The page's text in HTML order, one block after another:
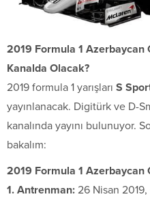
2019 Formula 1 Azerbaycan
Kanalda Olacak?
2019 formula 1 yarışları S
yayınlanacak. Digitürk ve D-
kanalında yayını bulunuyor.
bakalım:
2019 Formula 1 Azerbaycan
1. Antrenman: 26 Nisan